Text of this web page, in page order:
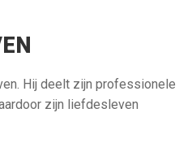
Hij deelt zijn professionele
zijn liefdesleven